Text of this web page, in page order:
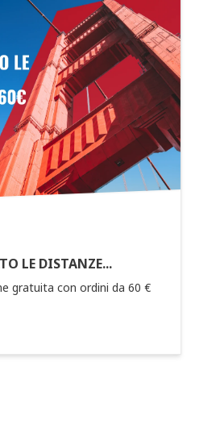
LE DISTANZE...
gratuita con ordini da 60 €